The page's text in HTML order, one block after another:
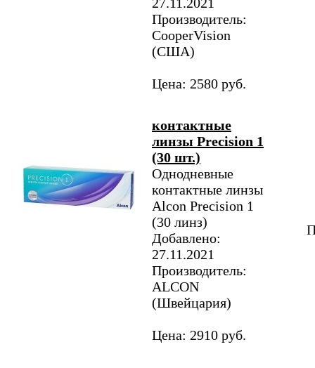
Производитель:
CooperVision
(США)
Цена: 2580 руб.
контактные
линзы Precision 1
(30 шт.)
Однодневные
контактные линзы
Alcon Precision 1
(30 линз)
Добавлено:
27.11.2021
Производитель:
ALCON
(Швейцария)
Цена: 2910 руб.